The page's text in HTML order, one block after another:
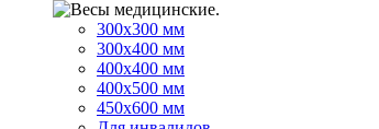
300х300 мм
300х400 мм
400х400 мм
400х500 мм
450х600 мм